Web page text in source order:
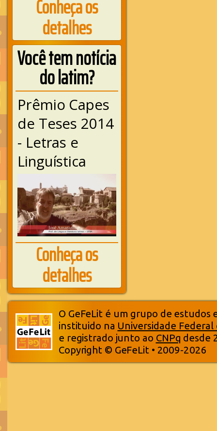
Conheça os
detalhes
Você tem notícia
do latim?
Prêmio Capes
de Teses 2014
- Letras e
Linguística
Conheça os
detalhes
O GeFeLit é um grupo de estudos
instituido na Universidade Federal
e registrado junto ao CNPq desde
Copyright © GeFeLit • 2009-2026